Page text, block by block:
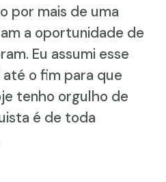
por mais de uma
a oportunidade de
Eu assumi esse
o fim para que
tenho orgulho de
é de toda